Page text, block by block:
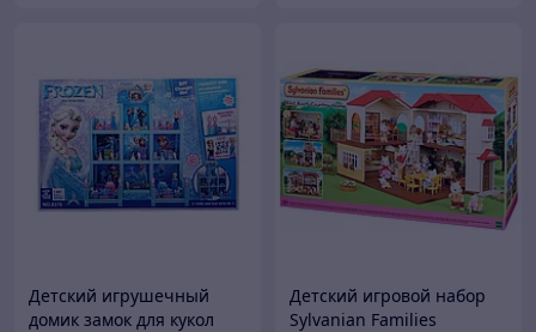
Детский игрушечный
домик замок для кукол
Детский игровой набор
Sylvanian Families